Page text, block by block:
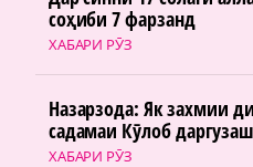
ХАБАРИ РӮЗ
соҳиби 7 фарзанд
ХАБАРИ РӮЗ
Назарзода: Як захмии
садамаи Кӯлоб